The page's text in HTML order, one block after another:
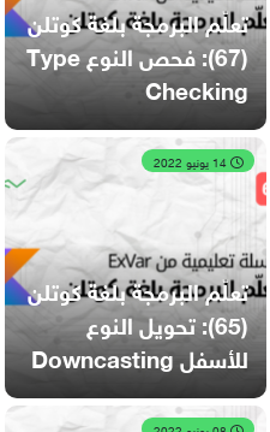
تعلّم البرمجة بلغة كوتلن
(67): فحص النوع Type
Checking
تعلّم البرمجة بلغة كوتلن
(65): تحويل النوع
للأسفل Downcasting